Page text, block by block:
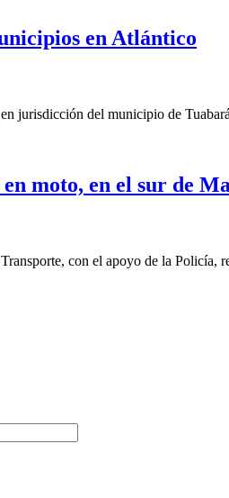
en Atlántico
del municipio de
moto, en el sur de
con el apoyo de la Policía,